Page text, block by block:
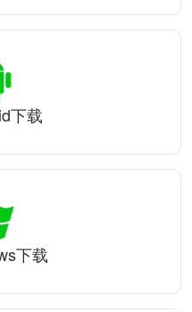
下载
下载